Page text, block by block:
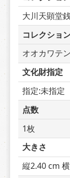
大川天顕堂
コレクショ
オオカワテ
文化財指定
指定:未指定
点数
1枚
大きさ
縦2.40 cm